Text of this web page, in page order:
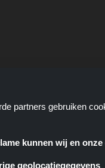
partners gebruiken
kunnen wij en
geolocatiegegevens